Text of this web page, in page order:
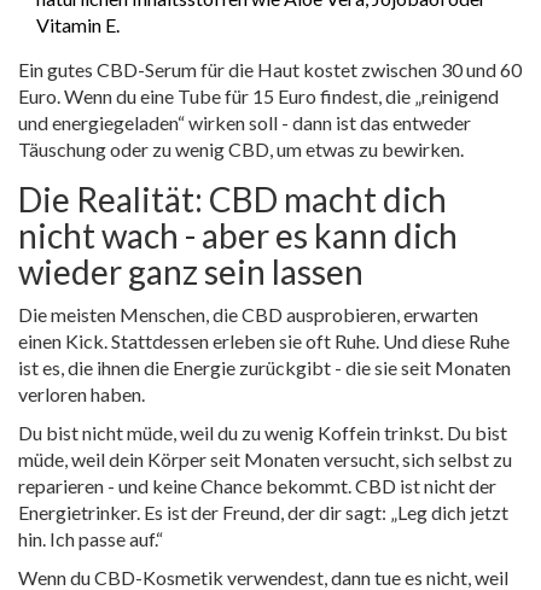
Vitamin E.
Ein gutes CBD-Serum für die Haut kostet zwischen 30 und 60
Euro. Wenn du eine Tube für 15 Euro findest, die „reinigend
und energiegeladen“ wirken soll - dann ist das entweder
Täuschung oder zu wenig CBD, um etwas zu bewirken.
Die Realität: CBD macht dich
nicht wach - aber es kann dich
wieder ganz sein lassen
Die meisten Menschen, die CBD ausprobieren, erwarten
einen Kick. Stattdessen erleben sie oft Ruhe. Und diese Ruhe
ist es, die ihnen die Energie zurückgibt - die sie seit Monaten
verloren haben.
Du bist nicht müde, weil du zu wenig Koffein trinkst. Du bist
müde, weil dein Körper seit Monaten versucht, sich selbst zu
reparieren - und keine Chance bekommt. CBD ist nicht der
Energietrinker. Es ist der Freund, der dir sagt: „Leg dich jetzt
hin. Ich passe auf.“
Wenn du CBD-Kosmetik verwendest, dann tue es nicht, weil